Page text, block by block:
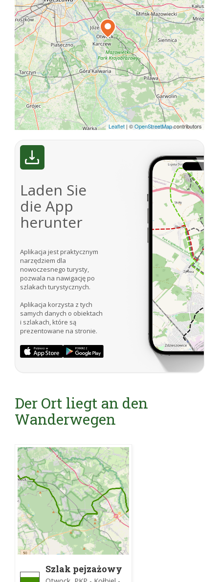
Leaflet | ©OpenStreetMapcontributors
Laden Sie
die App
herunter
Aplikacja jest praktycznym
narzędziem dla
nowoczesnego turysty,
pozwala na nawigację po
szlakach turystycznych.
Aplikacja korzysta z tych
samych danych o obiektach
i szlakach, które są
prezentowane na stronie.
Der Ort liegt an den
Wanderwegen
Szlak pejzażowy